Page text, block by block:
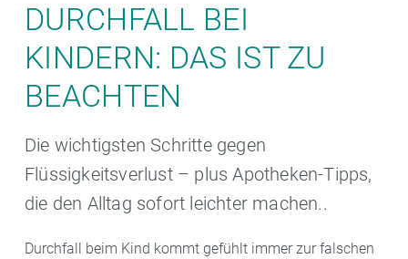
DURCHFALL BEI
KINDERN: DAS IST ZU
BEACHTEN
Die wichtigsten Schritte gegen
Flüssigkeitsverlust – plus Apotheken-Tipps,
die den Alltag sofort leichter machen..
Durchfall beim Kind kommt gefühlt immer zur falschen